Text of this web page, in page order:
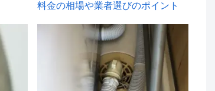
料金の相場や業者選びのポイント